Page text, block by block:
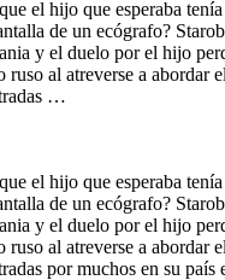
el hijo que esperaba
de un ecógrafo?
y el duelo por el hijo
al atreverse a
…
el hijo que esperaba
de un ecógrafo?
y el duelo por el hijo
al atreverse a
por muchos en su país